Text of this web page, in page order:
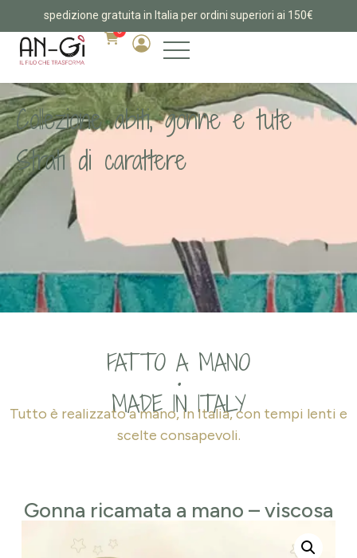
spedizione gratuita in Italia per ordini superiori ai 150€
0
Collezione abiti, gonne e tute
Strati di carattere
FATTO A MANO
•
MADE IN ITALY
Tutto è realizzato a mano, in Italia, con tempi lenti e
scelte consapevoli.
Gonna ricamata a mano – viscosa